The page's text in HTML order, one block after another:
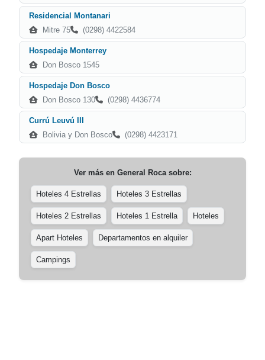
Residencial Montanari
Mitre 75
(0298) 4422584
Hospedaje Monterrey
Don Bosco 1545
Hospedaje Don Bosco
Don Bosco 130
(0298) 4436774
Currú Leuvú III
Bolivia y Don Bosco
(0298) 4423171
Ver más en General Rocasobre:
Hoteles 4 Estrellas Hoteles 3 Estrellas
Hoteles 2 Estrellas Hoteles 1 Estrella Hoteles
Apart Hoteles Departamentos en alquiler
Campings